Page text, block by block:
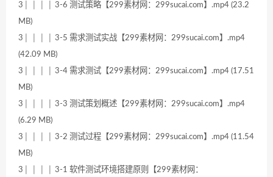
3│ │ │ │ 3-6 测试策略【299素材网：299sucai.com】.mp4 (23.2
MB)
3│ │ │ │ 3-5 需求测试实战【299素材网：299sucai.com】.mp4
(42.09 MB)
3│ │ │ │ 3-4 需求测试【299素材网：299sucai.com】.mp4 (17.51
MB)
3│ │ │ │ 3-3 测试策划概述【299素材网：299sucai.com】.mp4
(6.29 MB)
3│ │ │ │ 3-2 测试过程【299素材网：299sucai.com】.mp4 (11.54
MB)
3│ │ │ │ 3-1 软件测试环境搭建原则【299素材网：